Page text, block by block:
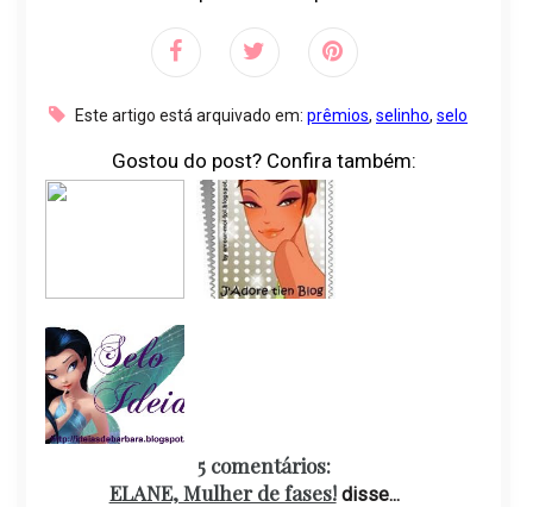
Este artigo está arquivado em: prêmios, selinho, selo
Gostou do post? Confira também:
5 comentários:
ELANE, Mulher de fases!disse...